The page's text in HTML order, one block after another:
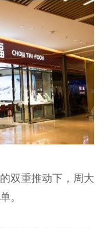
双重推动下，周大
。